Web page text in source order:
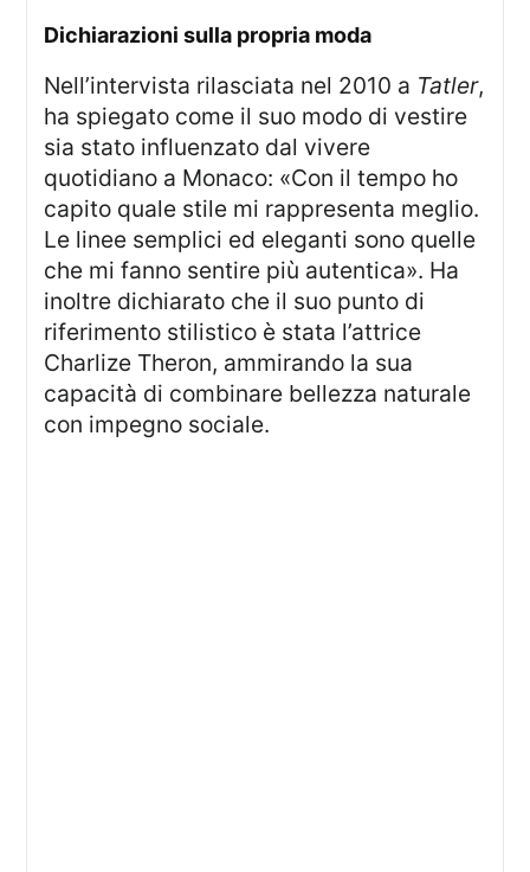
dichiarazioni sulla propria moda
Nell’intervista rilasciata nel 2010 a Tatler,
ha spiegato come il suo modo di vestire
sia stato influenzato dal vivere
quotidiano a Monaco: «Con il tempo ho
capito quale stile mi rappresenta meglio.
Le linee semplici ed eleganti sono quelle
che mi fanno sentire più autentica». Ha
inoltre dichiarato che il suo punto di
riferimento stilistico è stata l’attrice
Charlize Theron, ammirando la sua
capacità di combinare bellezza naturale
con impegno sociale.